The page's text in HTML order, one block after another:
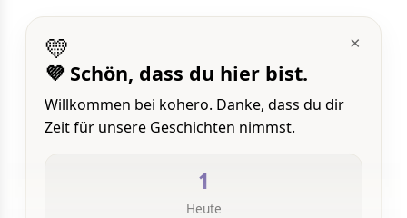
×
💛
💜 Schön, dass du hier bist.
Willkommen bei kohero. Danke, dass du dir
Zeit für unsere Geschichten nimmst.
1
Heute